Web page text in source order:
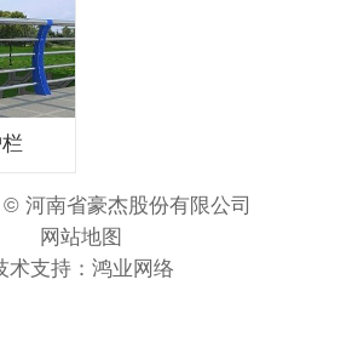
河南省豪杰股份有限公司
网站地图
术支持： 鸿业网络